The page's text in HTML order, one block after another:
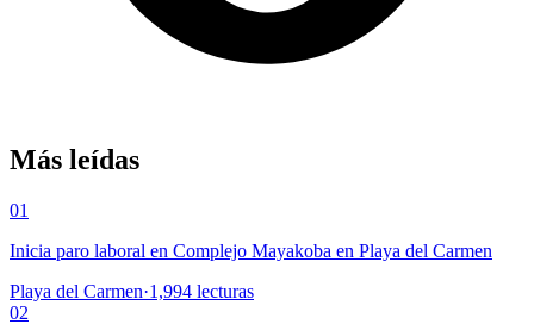
Más leídas
01
Inicia paro laboral en Complejo Mayakoba en Playa del Carmen
Playa del Carmen·1,994 lecturas
02